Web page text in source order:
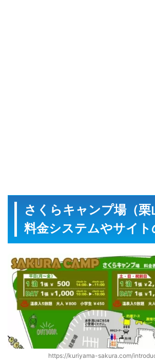
さくらキャンプ場（栗
料金システムやサイト
https://kuriyama-sakura.com/